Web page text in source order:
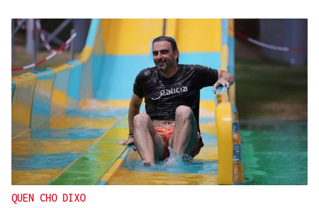
QUEN CHO DIXO